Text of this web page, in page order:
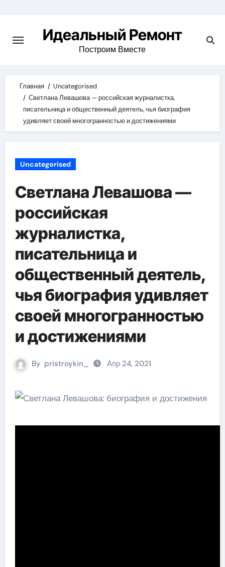
content
Идеальный Ремонт
Построим Вместе
Главная
Uncategorised
Светлана Левашова — российская журналистка,
писательница и общественный деятель, чья биография
удивляет своей многогранностью и достижениями
Uncategorised
Светлана Левашова —
российская
журналистка,
писательница и
общественный деятель,
чья биография удивляет
своей многогранностью
и достижениями
By pristroykin_ Апр 24, 2021